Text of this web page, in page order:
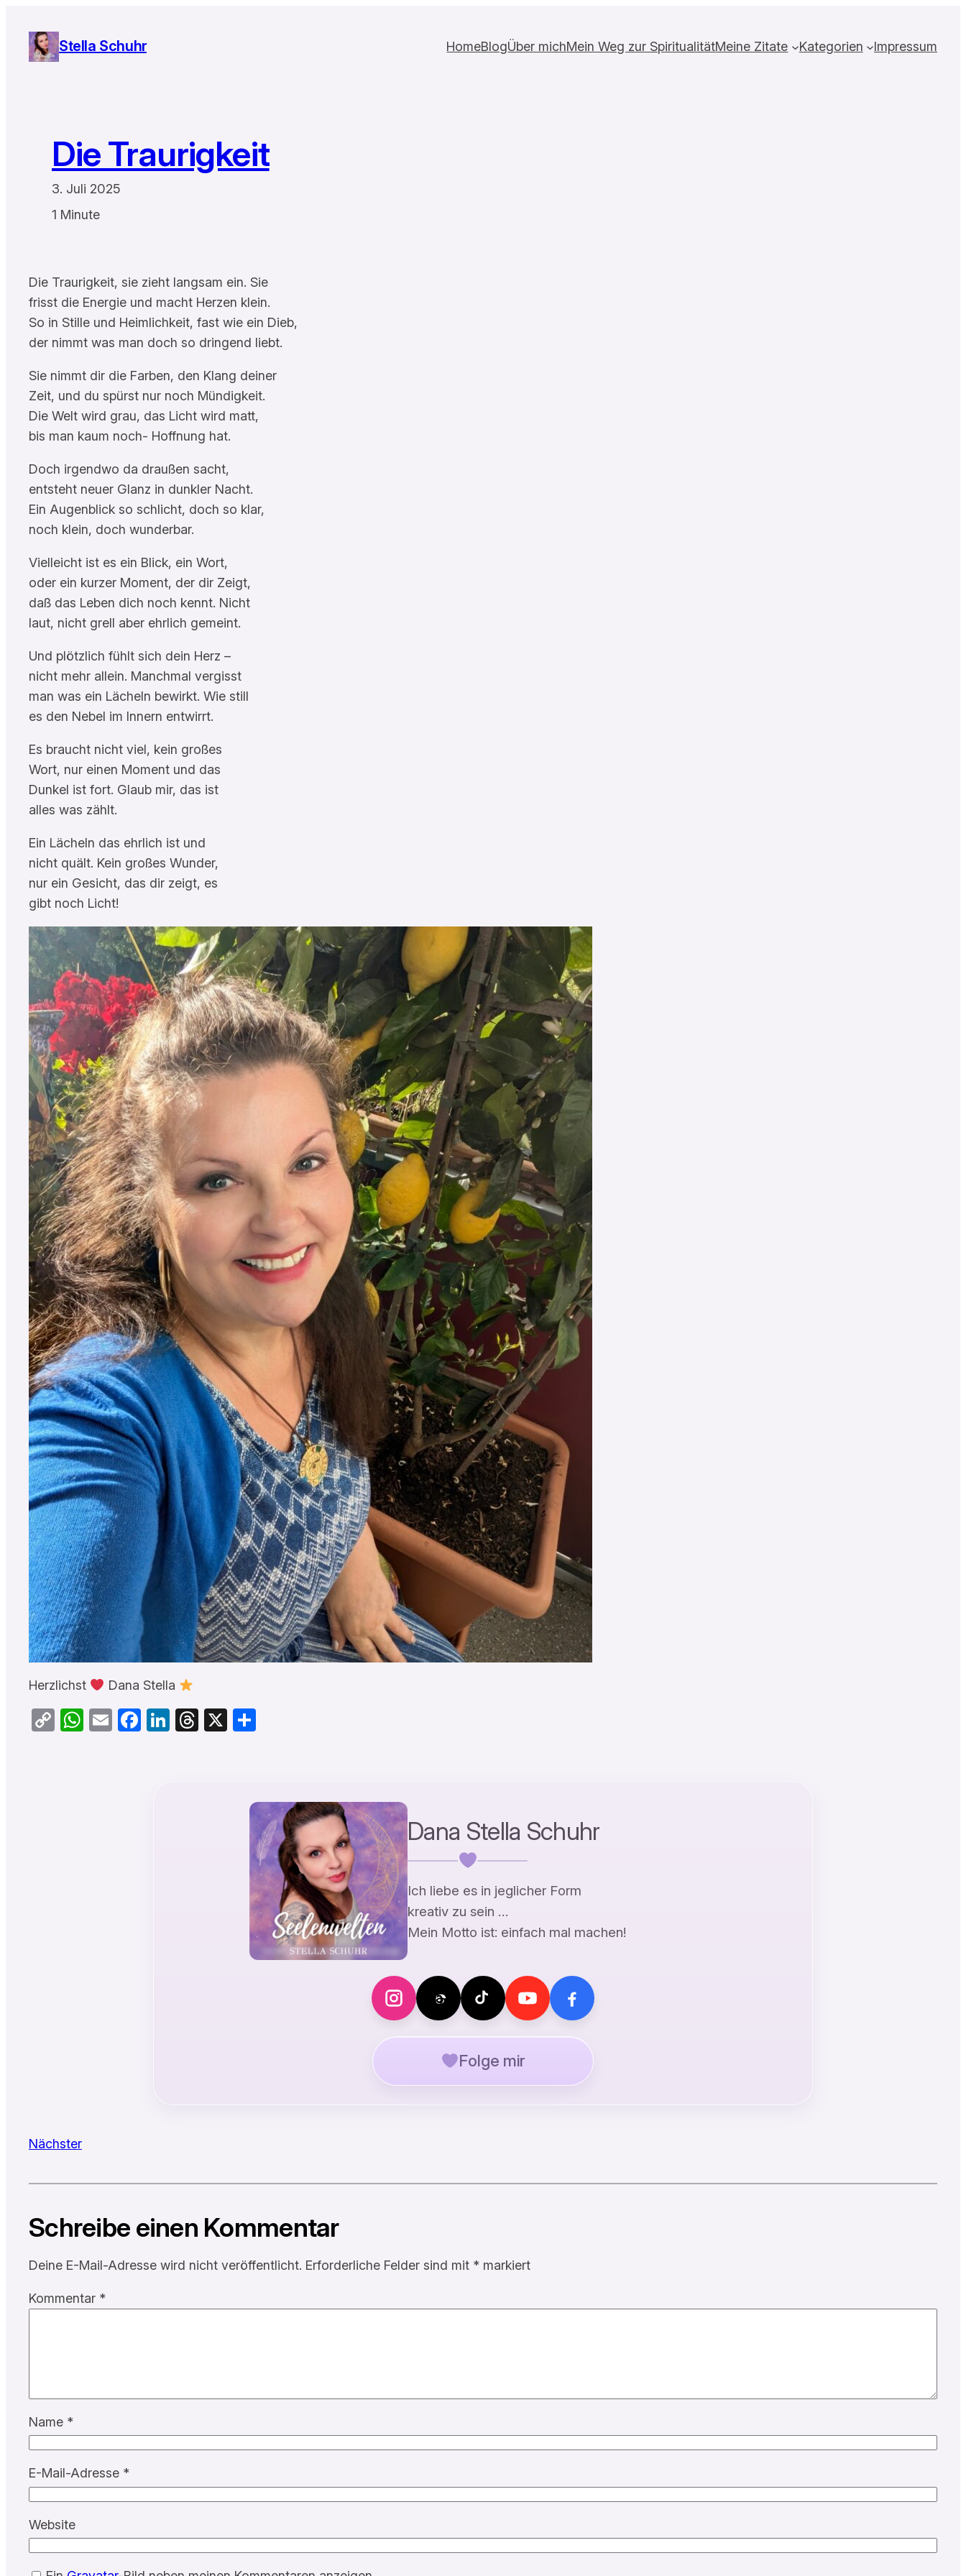
Inhalt
springen
Stella Schuhr HomeBlogÜber michMein Weg zur SpiritualitätMeine Zitate Kategorien Impressum
Die Traurigkeit
3. Juli 2025
1 Minute
Die Traurigkeit, sie zieht langsam ein. Sie
frisst die Energie und macht Herzen klein.
So in Stille und Heimlichkeit, fast wie ein Dieb,
der nimmt was man doch so dringend liebt.
Sie nimmt dir die Farben, den Klang deiner
Zeit, und du spürst nur noch Mündigkeit.
Die Welt wird grau, das Licht wird matt,
bis man kaum noch- Hoffnung hat.
Doch irgendwo da draußen sacht,
entsteht neuer Glanz in dunkler Nacht.
Ein Augenblick so schlicht, doch so klar,
noch klein, doch wunderbar.
Vielleicht ist es ein Blick, ein Wort,
oder ein kurzer Moment, der dir Zeigt,
daß das Leben dich noch kennt. Nicht
laut, nicht grell aber ehrlich gemeint.
Und plötzlich fühlt sich dein Herz –
nicht mehr allein. Manchmal vergisst
man was ein Lächeln bewirkt. Wie still
es den Nebel im Innern entwirrt.
Es braucht nicht viel, kein großes
Wort, nur einen Moment und das
Dunkel ist fort. Glaub mir, das ist
alles was zählt.
Ein Lächeln das ehrlich ist und
nicht quält. Kein großes Wunder,
nur ein Gesicht, das dir zeigt, es
gibt noch Licht!
Herzlichst Dana Stella
CopyWhatsApp
EmailFacebook
LinkedIn
Threads
X
Dana Stella Schuhr
Ich liebe es in jeglicher Form
kreativ zu sein …
Mein Motto ist: einfach mal machen!
Folge mir
Nächster
Schreibe einen Kommentar
Deine E-Mail-Adresse wird nicht veröffentlicht. Erforderliche Felder sind mit * markiert
Kommentar *
Name *
E-Mail-Adresse *
Website